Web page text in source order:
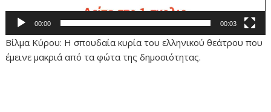
00:00 00:03
Βίλμα Κύρου: Η σπουδαία κυρία του ελληνικού θεάτρου που
έμεινε μακριά από τα φώτα της δημοσιότητας.